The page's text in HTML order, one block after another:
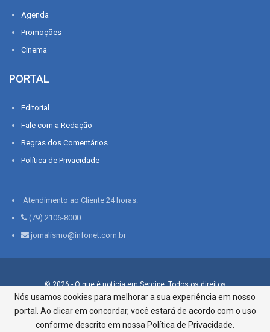
Agenda
Promoções
Cinema
PORTAL
Editorial
Fale com a Redação
Regras dos Comentários
Política de Privacidade
Atendimento ao Cliente 24 horas:
(79) 2106-8000
jornalismo@infonet.com.br
© 2026 - O que é notícia em Sergipe. Todos os direitos
reservados.
Infonet - Rua Monsenhor Silveira 276, Bairro São José |
Aracaju-SE, CEP 49015-030, Fone: 79.2106.8000 - CI Centro de
Nós usamos cookies para melhorar a sua experiência em nosso
portal. Ao clicar em concordar, você estará de acordo com o uso
conforme descrito em nossa Política de Privacidade.